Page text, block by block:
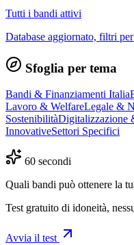
Tutti i bandi attivi
Database aggiornato, filtri
Sfoglia per tema
Bandi & Finanziamenti Italia
Lavoro & WelfareLegale &
SostenibilitàDigitalizzazione
InnovativeSettori Specifici
60 secondi
Quali bandi può ottenere la
Test gratuito di idoneità,
Avvia il test